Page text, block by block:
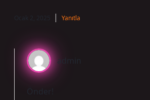
Yanıtla
admin